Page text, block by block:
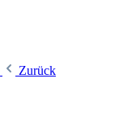
Zurück